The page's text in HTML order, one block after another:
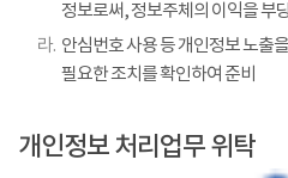
정보로써, 정보주체의 이익을 부
라. 안심번호 사용 등 개인정보 노출
필요한 조치를 확인하여 준비
개인정보 처리업무 위탁